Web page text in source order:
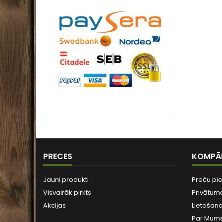
PRECES
Jauni produkti
Visvairāk pirkts
Akcijas
Preču
Par